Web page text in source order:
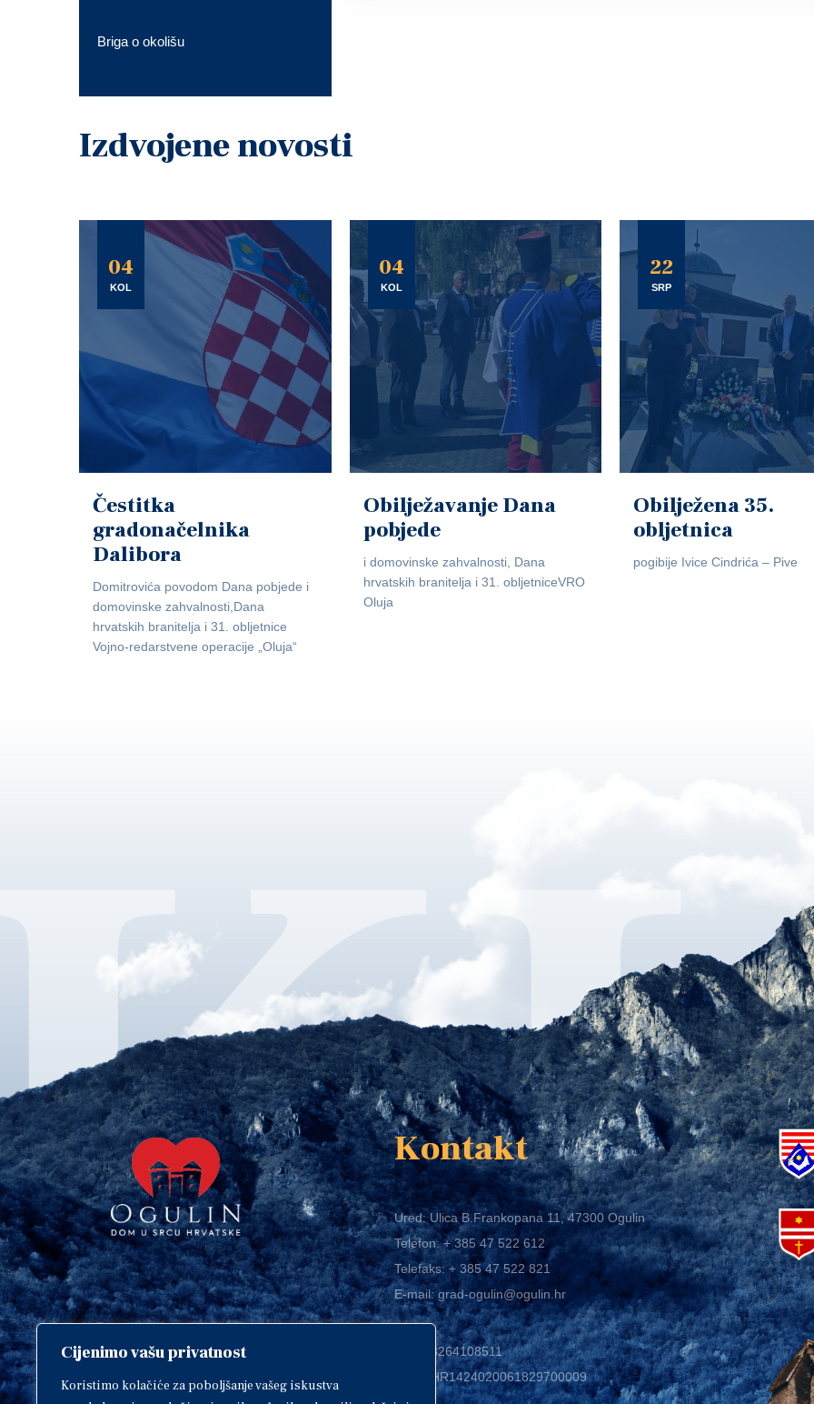
Cijenimo vašu privatnost
Koristimo kolačiće za poboljšanje vašeg iskustva
Briga o okolišu
Izdvojene novosti
04
KOL
Čestitka
gradonačelnika
Dalibora
Domitrovića povodom Dana pobjede i
domovinske zahvalnosti,Dana
hrvatskih branitelja i 31. obljetnice
Vojno-redarstvene operacije „Oluja“
04
KOL
Obilježavanje Dana
pobjede
i domovinske zahvalnosti, Dana
hrvatskih branitelja i 31. obljetniceVRO
Oluja
22
SRP
Obilježena 35.
obljetnica
pogibije Ivice Cindrića – Pive
Copyright © 2018. Grad Ogulin,
sva prava pridržana.
Kontakt
Ured: Ulica B.Frankopana 11, 47300 Ogulin
Telefon:+ 385 47 522 612
Telefaks:+ 385 47 522 821
E-mail:grad-ogulin@ogulin.hr
OIB: 58264108511
IBAN: HR1424020061829700009